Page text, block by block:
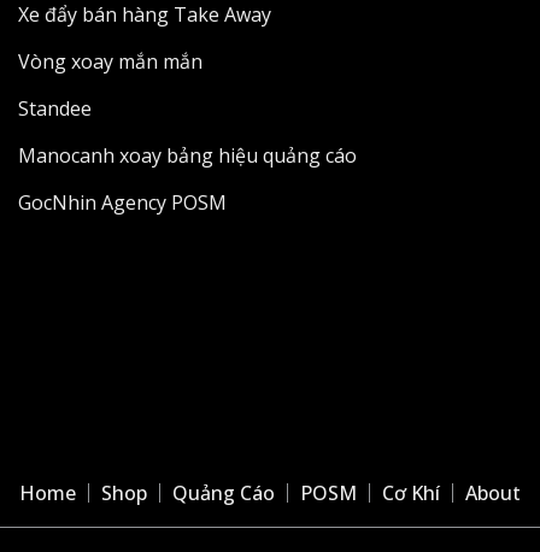
Xe đẩy bán hàng Take Away
Vòng xoay mắn mắn
Standee
Manocanh xoay bảng hiệu quảng cáo
GocNhin Agency POSM
Home Shop Quảng Cáo POSM Cơ Khí About